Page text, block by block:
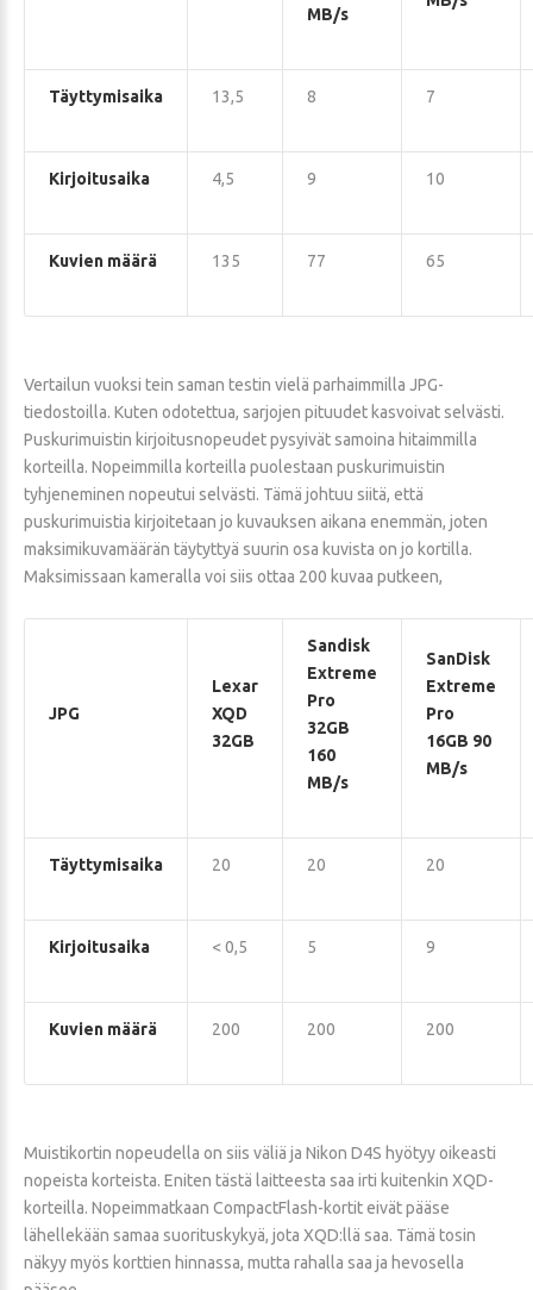
MB/s
Täyttymisaika 13,5 8 7
Kirjoitusaika 4,5 9 10
Kuvien määrä 135 77 65
Vertailun vuoksi tein saman testin vielä parhaimmilla JPG-
tiedostoilla. Kuten odotettua, sarjojen pituudet kasvoivat selvästi.
Puskurimuistin kirjoitusnopeudet pysyivät samoina hitaimmilla
korteilla. Nopeimmilla korteilla puolestaan puskurimuistin
tyhjeneminen nopeutui selvästi. Tämä johtuu siitä, että
puskurimuistia kirjoitetaan jo kuvauksen aikana enemmän, joten
maksimikuvamäärän täytyttyä suurin osa kuvista on jo kortilla.
Maksimissaan kameralla voi siis ottaa 200 kuvaa putkeen,
JPG
Lexar
XQD
32GB
Sandisk
Extreme
Pro
32GB
160
MB/s
SanDisk
Extreme
Pro
16GB 90
MB/s
Täyttymisaika 20 20 20
Kirjoitusaika < 0,5 5 9
Kuvien määrä 200 200 200
Muistikortin nopeudella on siis väliä ja Nikon D4S hyötyy oikeasti
nopeista korteista. Eniten tästä laitteesta saa irti kuitenkin XQD-
korteilla. Nopeimmatkaan CompactFlash-kortit eivät pääse
lähellekään samaa suorituskykyä, jota XQD:llä saa. Tämä tosin
näkyy myös korttien hinnassa, mutta rahalla saa ja hevosella